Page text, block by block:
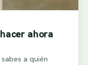
ahora
a quién